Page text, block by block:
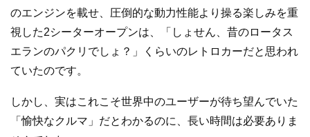
のエンジンを載せ、圧倒的な動力性能より操る楽しみを重
視した2シーターオープンは、「しょせん、昔のロータス
エランのパクリでしょ？」くらいのレトロカーだと思われ
ていたのです。
しかし、実はこれこそ世界中のユーザーが待ち望んでいた
「愉快なクルマ」だとわかるのに、長い時間は必要ありま